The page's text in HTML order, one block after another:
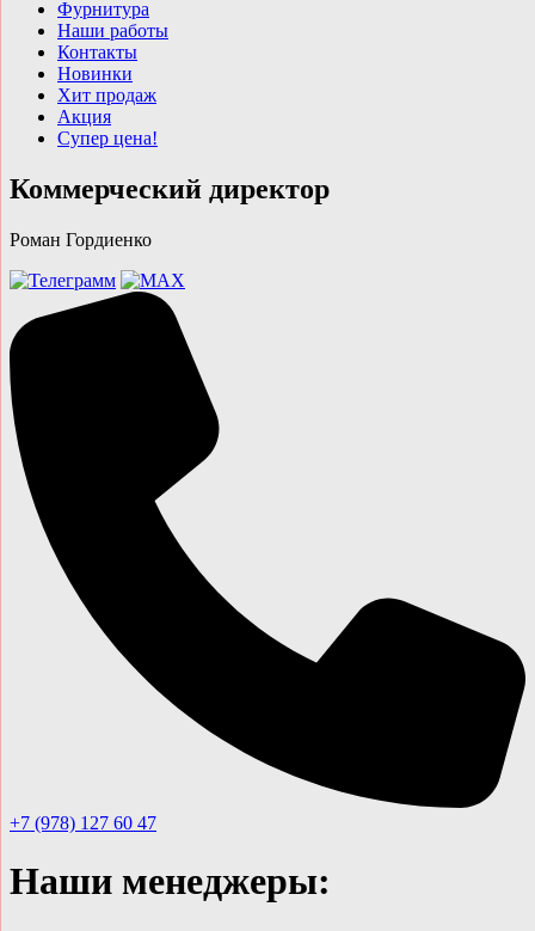
Фурнитура
Наши работы
Контакты
Новинки
Хит продаж
Акция
Супер цена!
Коммерческий директор
Роман Гордиенко
+7 (978) 127 60 47
Наши менеджеры: